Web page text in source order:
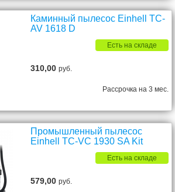
Каминный пылесос Einhell TC-
AV 1618 D
Есть на складе
310,00руб.
Рассрочка на 3 мес.
Промышленный пылесос
Einhell TC-VC 1930 SA Kit
Есть на складе
579,00руб.